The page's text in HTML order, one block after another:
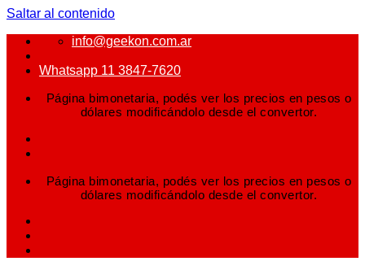
Saltar al contenido
info@geekon.com.ar
Whatsapp 11 3847-7620
Página bimonetaria, podés ver los precios en pesos o
dólares modificándolo desde el convertor.
Página bimonetaria, podés ver los precios en pesos o
dólares modificándolo desde el convertor.